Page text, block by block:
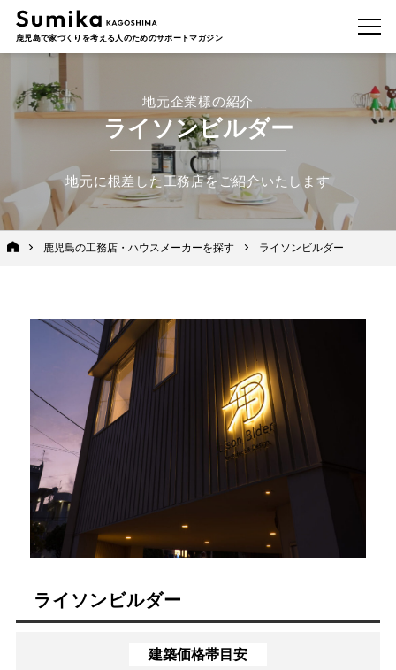
鹿児島で家づくりを考える人のためのサポートマガジン
地元企業様の紹介
ライソンビルダー
地元に根差した工務店をご紹介いたします
鹿児島の工務店・ハウスメーカーを探す ライソンビルダー
ライソンビルダー
建築価格帯目安